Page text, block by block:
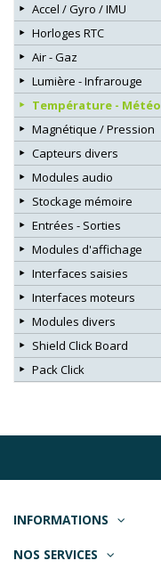
Accel / Gyro / IMU
Horloges RTC
Air - Gaz
Lumière - Infrarouge
Température - Météo
Magnétique / Pression
Capteurs divers
Modules audio
Stockage mémoire
Entrées - Sorties
Modules d'affichage
Interfaces saisies
Interfaces moteurs
Modules divers
Shield Click Board
Pack Click
INFORMATIONS
NOS SERVICES